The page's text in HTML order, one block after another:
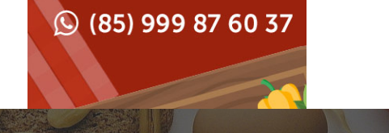
Francesa
Hamburguerias e
Sanduicherias
Lanchonetes